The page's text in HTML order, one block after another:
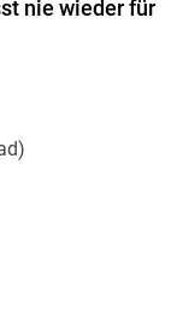
nie wieder für